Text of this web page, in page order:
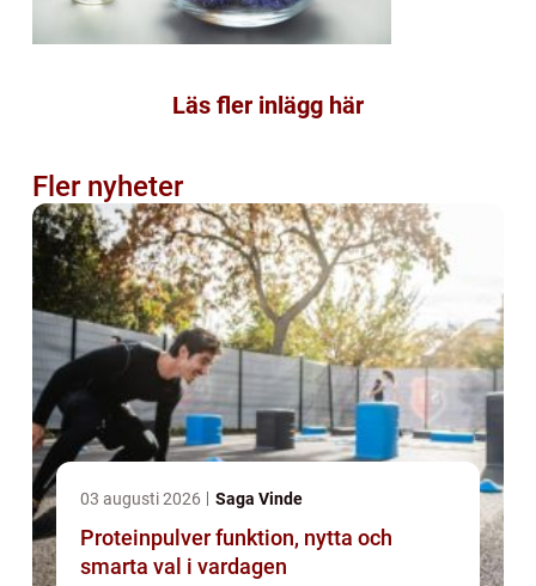
Läs fler inlägg här
Fler nyheter
03 augusti 2026 Saga Vinde
Proteinpulver funktion, nytta och
smarta val i vardagen